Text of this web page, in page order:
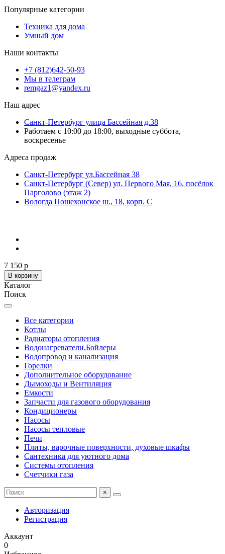
Популярные категории
Техника для дома
Умный дом
Наши контакты
+7 (812)642-50-93
Мы в телеграм
remgaz1@yandex.ru
Наш адрес
Санкт-Петербург улица Бассейная д.38
Работаем с 10:00 до 18:00, выходные суббота,
воскресенье
Адреса продаж
Санкт-Петербург ул.Бассейная 38
Санкт-Петербург (Север) ул. Первого Мая, 16, посёлок
Парголово (этаж 2)
Вологда Пошехонское ш., 18, корп. С
7 150 р
В корзину
Каталог
Поиск
Все категории
Котлы
Радиаторы отопления
Водонагреватели,Бойлеры
Водопровод и канализация
Горелки
Дополнительное оборудование
Дымоходы и Вентиляция
Емкости
Запчасти для газового оборудования
Кондиционеры
Насосы
Насосы тепловые
Печи
Плиты, варочные поверхности, духовые шкафы
Сантехника для уютного дома
Системы отопления
Счетчики газа
×
Авторизация
Регистрация
Аккаунт
0